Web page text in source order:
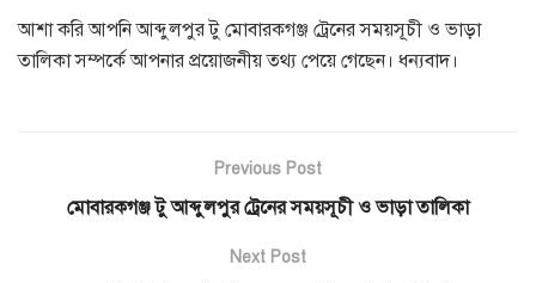
আশা করি আপনি আব্দুলপুর টু মোবারকগঞ্জ ট্রেনের সময়সূচী ও ভাড়া
তালিকা সম্পর্কে আপনার প্রয়োজনীয় তথ্য পেয়ে গেছেন। ধন্যবাদ।
Previous Post
মোবারকগঞ্জ টু আব্দুলপুর ট্রেনের সময়সূচী ও ভাড়া তালিকা
Next Post